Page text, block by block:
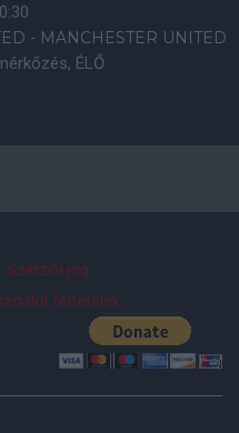
- MANCHESTER UNITED
ÉLŐ
Szerzői jog
feltételek